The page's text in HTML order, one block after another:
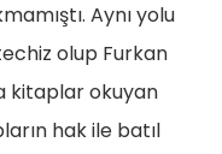
Aynı yolu
olup Furkan
kitaplar okuyan
hak ile batıl